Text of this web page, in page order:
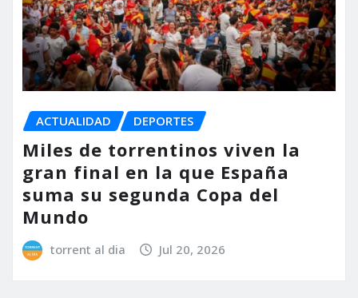
ACTUALIDAD DEPORTES
Miles de torrentinos viven la
gran final en la que España
suma su segunda Copa del
Mundo
torrent al dia Jul 20, 2026